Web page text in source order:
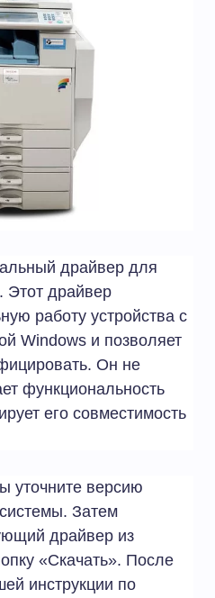
драйвер для
Этот драйвер
работу устройства с
Windows и позволяет
Он не
функциональность
его совместимость
уточните версию
Затем
драйвер из
«Скачать». После
инструкции по